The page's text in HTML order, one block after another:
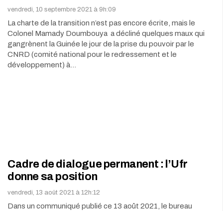
vendredi, 10 septembre 2021 à 9h:09
La charte de la transition n’est pas encore écrite, mais le
Colonel Mamady Doumbouya a décliné quelques maux qui
gangrènent la Guinée le jour de la prise du pouvoir par le
CNRD (comité national pour le redressement et le
développement) à…
Cadre de dialogue permanent : l’Ufr
donne sa position
vendredi, 13 août 2021 à 12h:12
Dans un communiqué publié ce 13 août 2021, le bureau